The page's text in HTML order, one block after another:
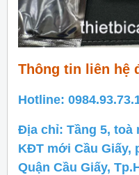
Thông tin liên hệ
Hotline:
Địa chỉ: Tầng 5, toà
KĐT mới Cầu Giấy,
Quận Cầu Giấy,